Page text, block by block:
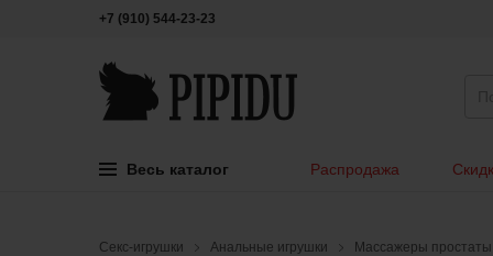
+7 (910) 544-23-23
Весь каталог Распродажа
Секс-игрушки Анальные игрушки Массажеры простаты